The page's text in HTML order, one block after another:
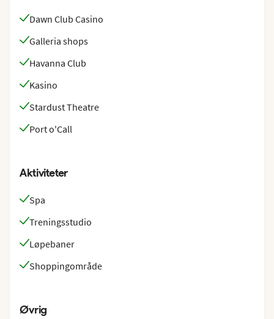
Dawn Club Casino
Galleria shops
Havanna Club
Kasino
Stardust Theatre
Port o'Call
Aktiviteter
Spa
Treningsstudio
Løpebaner
Shoppingområde
Øvrig